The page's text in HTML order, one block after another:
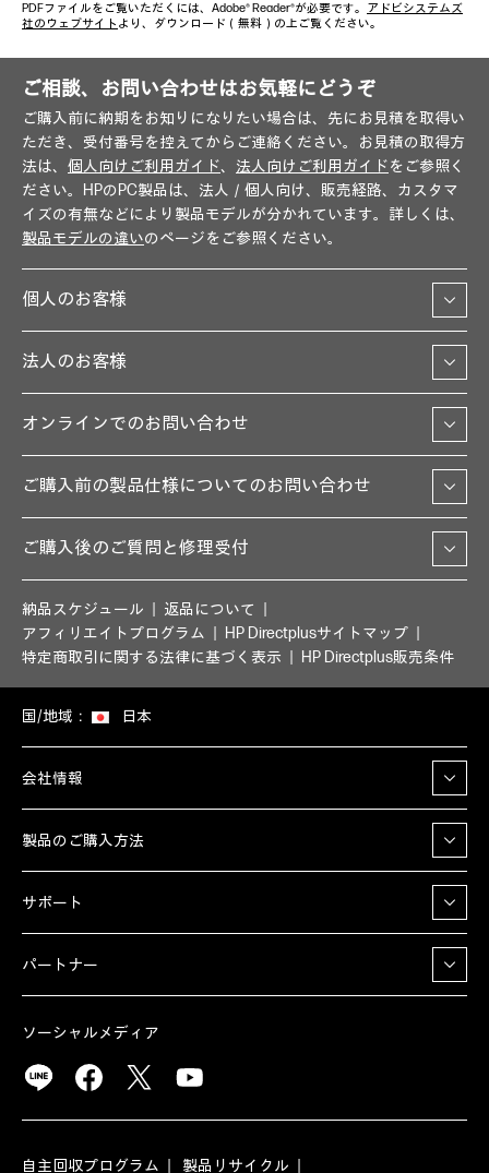
PDFファイルをご覧いただくには、Adobe® Reader®が必要です。 アドビシステムズ
社のウェブサイト より、ダウンロード（無料）の上ご覧ください。
ご相談、お問い合わせはお気軽にどうぞ
ご購入前に納期をお知りになりたい場合は、先にお見積を取得い
ただき、受付番号を控えてからご連絡ください。お見積の取得方
法は、 個人向けご利用ガイド、 法人向けご利用ガイドをご参照く
ださい。HPのPC製品は、法人／個人向け、販売経路、カスタマ
イズの有無などにより製品モデルが分かれています。詳しくは、
製品モデルの違いのページをご参照ください。
個人のお客様
法人のお客様
オンラインでのお問い合わせ
ご購入前の製品仕様についてのお問い合わせ
ご購入後のご質問と修理受付
納品スケジュール
返品について
アフィリエイトプログラム
HP Directplusサイトマップ
特定商取引に関する法律に基づく表示
HP Directplus販売条件
国/地域： 日本
会社情報
製品のご購入方法
サポート
パートナー
ソーシャルメディア
自主回収プログラム 製品リサイクル